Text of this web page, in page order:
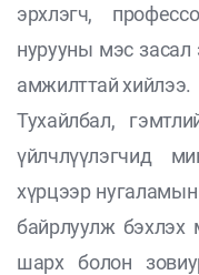
эрхлэгч,
нурууны мэс
амжилттай хийлээ.
Тухайлбал,
үйлчлүүлэгчид
хүрцээр
байрлуулж бэхлэх
шарх болон